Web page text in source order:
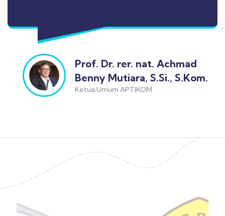
Prof. Dr. rer. nat. Achmad
Benny Mutiara, S.Si., S.Kom.
Ketua Umum APTIKOM